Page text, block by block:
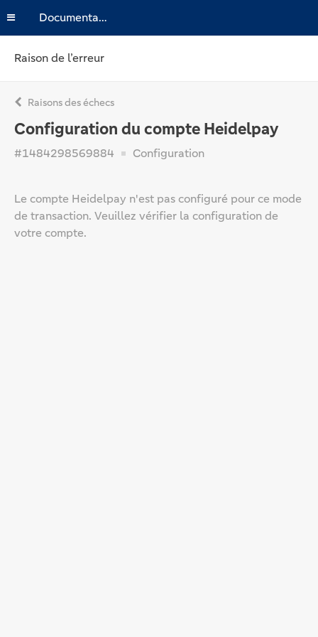
Documentation
Raison de l’erreur
Raisons des échecs
Configuration du compte Heidelpay
#1484298569884 Configuration
Le compte Heidelpay n'est pas configuré pour ce mode
de transaction. Veuillez vérifier la configuration de
votre compte.